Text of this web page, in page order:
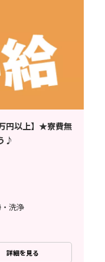
円以上】★寮費無
♪
洗浄
詳細を見る